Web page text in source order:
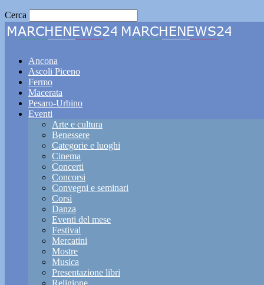
Cerca
Ancona
Ascoli Piceno
Fermo
Macerata
Pesaro-Urbino
Eventi
Arte e cultura
Benessere
Categorie e luoghi
Cinema
Concerti
Concorsi
Convegni e seminari
Corsi
Danza
Eventi del mese
Festival
Mercatini
Mostre
Musica
Presentazione libri
Religione